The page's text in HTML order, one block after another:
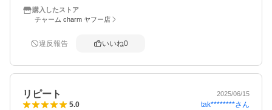
購入したストア
チャーム charm ヤフー店
違反報告 いいね0
リピート 2025/06/15
5.0 tak********さん